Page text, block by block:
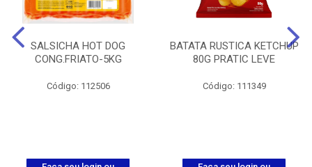
SALSICHA HOT DOG
CONG.FRIATO-5KG
Código: 112506
BATATA RUSTICA KETCHUP
80G PRATIC LEVE
Código: 111349